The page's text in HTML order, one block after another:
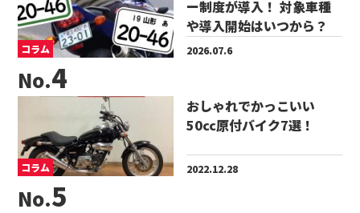
コラム
ー制度が導入！ 対象車種
や導入開始はいつから？
2026.07.6
No.
コラム
おしゃれでかっこいい
50cc原付バイク7選！
2022.12.28
No.